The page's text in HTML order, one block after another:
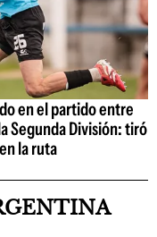
en el partido entre
Segunda División: tiró
la ruta